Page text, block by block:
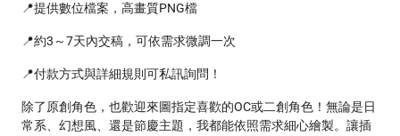
📍提供數位檔案，高畫質PNG檔
📍約3～7天內交稿，可依需求微調一次
📍付款方式與詳細規則可私訊詢問！
除了原創角色，也歡迎來圖指定喜歡的OC或二創角色！無論是日
常系、幻想風、還是節慶主題，我都能依照需求細心繪製。讓插